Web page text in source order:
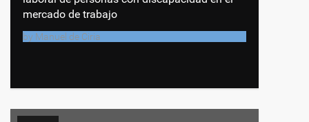
mercado de trabajo
by Manuel de Ciria